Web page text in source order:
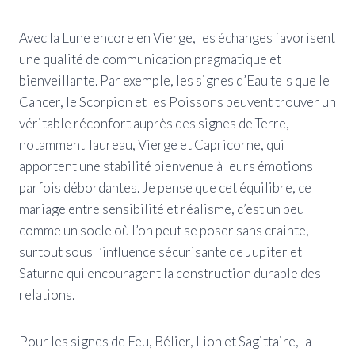
Avec la Lune encore en Vierge, les échanges favorisent
une qualité de communication pragmatique et
bienveillante. Par exemple, les signes d’Eau tels que le
Cancer, le Scorpion et les Poissons peuvent trouver un
véritable réconfort auprès des signes de Terre,
notamment Taureau, Vierge et Capricorne, qui
apportent une stabilité bienvenue à leurs émotions
parfois débordantes. Je pense que cet équilibre, ce
mariage entre sensibilité et réalisme, c’est un peu
comme un socle où l’on peut se poser sans crainte,
surtout sous l’influence sécurisante de Jupiter et
Saturne qui encouragent la construction durable des
relations.
Pour les signes de Feu, Bélier, Lion et Sagittaire, la